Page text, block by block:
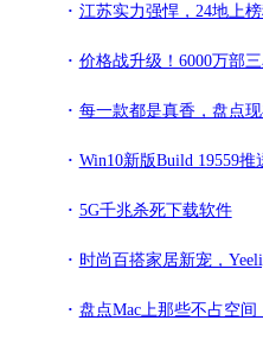
江苏实力强悍，24地上榜科
价格战升级！6000万部三星手机
每一款都是真香，盘点现在最值得
Win10新版Build 19559推送：ARM64设备支持Hyper-V、修
5G千兆杀死下载软件
时尚百搭家居新宠，Yeelight
盘点Mac上那些不占空间，但功能逆天